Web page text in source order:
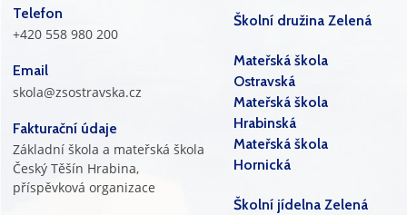
Telefon
+420 558 980 200
Email
skola@zsostravska.cz
Fakturační údaje
Základní škola a mateřská škola
Český Těšín Hrabina,
příspěvková organizace
Školní družina Zelená
Mateřská škola
Ostravská
Mateřská škola
Hrabinská
Mateřská škola
Hornická
Školní jídelna Zelená